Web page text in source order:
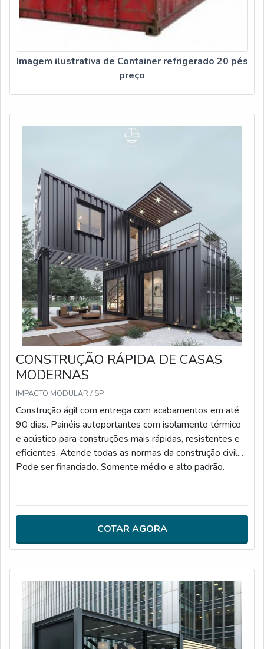
Imagem ilustrativa de Container refrigerado 20 pés
preço
CONSTRUÇÃO RÁPIDA DE CASAS
MODERNAS
IMPACTO MODULAR / SP
Construção ágil com entrega com acabamentos em até
90 dias. Painéis autoportantes com isolamento térmico
e acústico para construções mais rápidas, resistentes e
eficientes. Atende todas as normas da construção civil.
Pode ser financiado. Somente médio e alto padrão.
COTAR AGORA